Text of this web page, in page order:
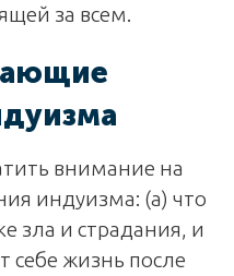
за всем.
внимание на
индуизма: (а) что
зла и страдания, и
себе жизнь после